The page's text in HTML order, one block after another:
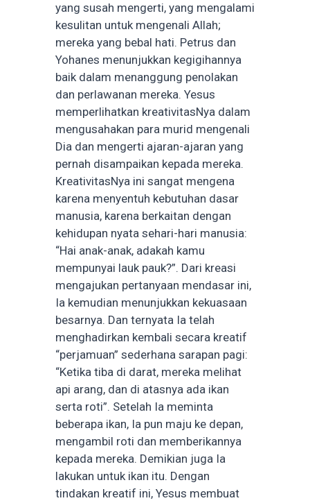
yang susah mengerti, yang mengalami
kesulitan untuk mengenali Allah;
mereka yang bebal hati. Petrus dan
Yohanes menunjukkan kegigihannya
baik dalam menanggung penolakan
dan perlawanan mereka. Yesus
memperlihatkan kreativitasNya dalam
mengusahakan para murid mengenali
Dia dan mengerti ajaran-ajaran yang
pernah disampaikan kepada mereka.
KreativitasNya ini sangat mengena
karena menyentuh kebutuhan dasar
manusia, karena berkaitan dengan
kehidupan nyata sehari-hari manusia:
“Hai anak-anak, adakah kamu
mempunyai lauk pauk?”. Dari kreasi
mengajukan pertanyaan mendasar ini,
Ia kemudian menunjukkan kekuasaan
besarnya. Dan ternyata Ia telah
menghadirkan kembali secara kreatif
“perjamuan” sederhana sarapan pagi:
“Ketika tiba di darat, mereka melihat
api arang, dan di atasnya ada ikan
serta roti”. Setelah Ia meminta
beberapa ikan, Ia pun maju ke depan,
mengambil roti dan memberikannya
kepada mereka. Demikian juga Ia
lakukan untuk ikan itu. Dengan
tindakan kreatif ini, Yesus membuat